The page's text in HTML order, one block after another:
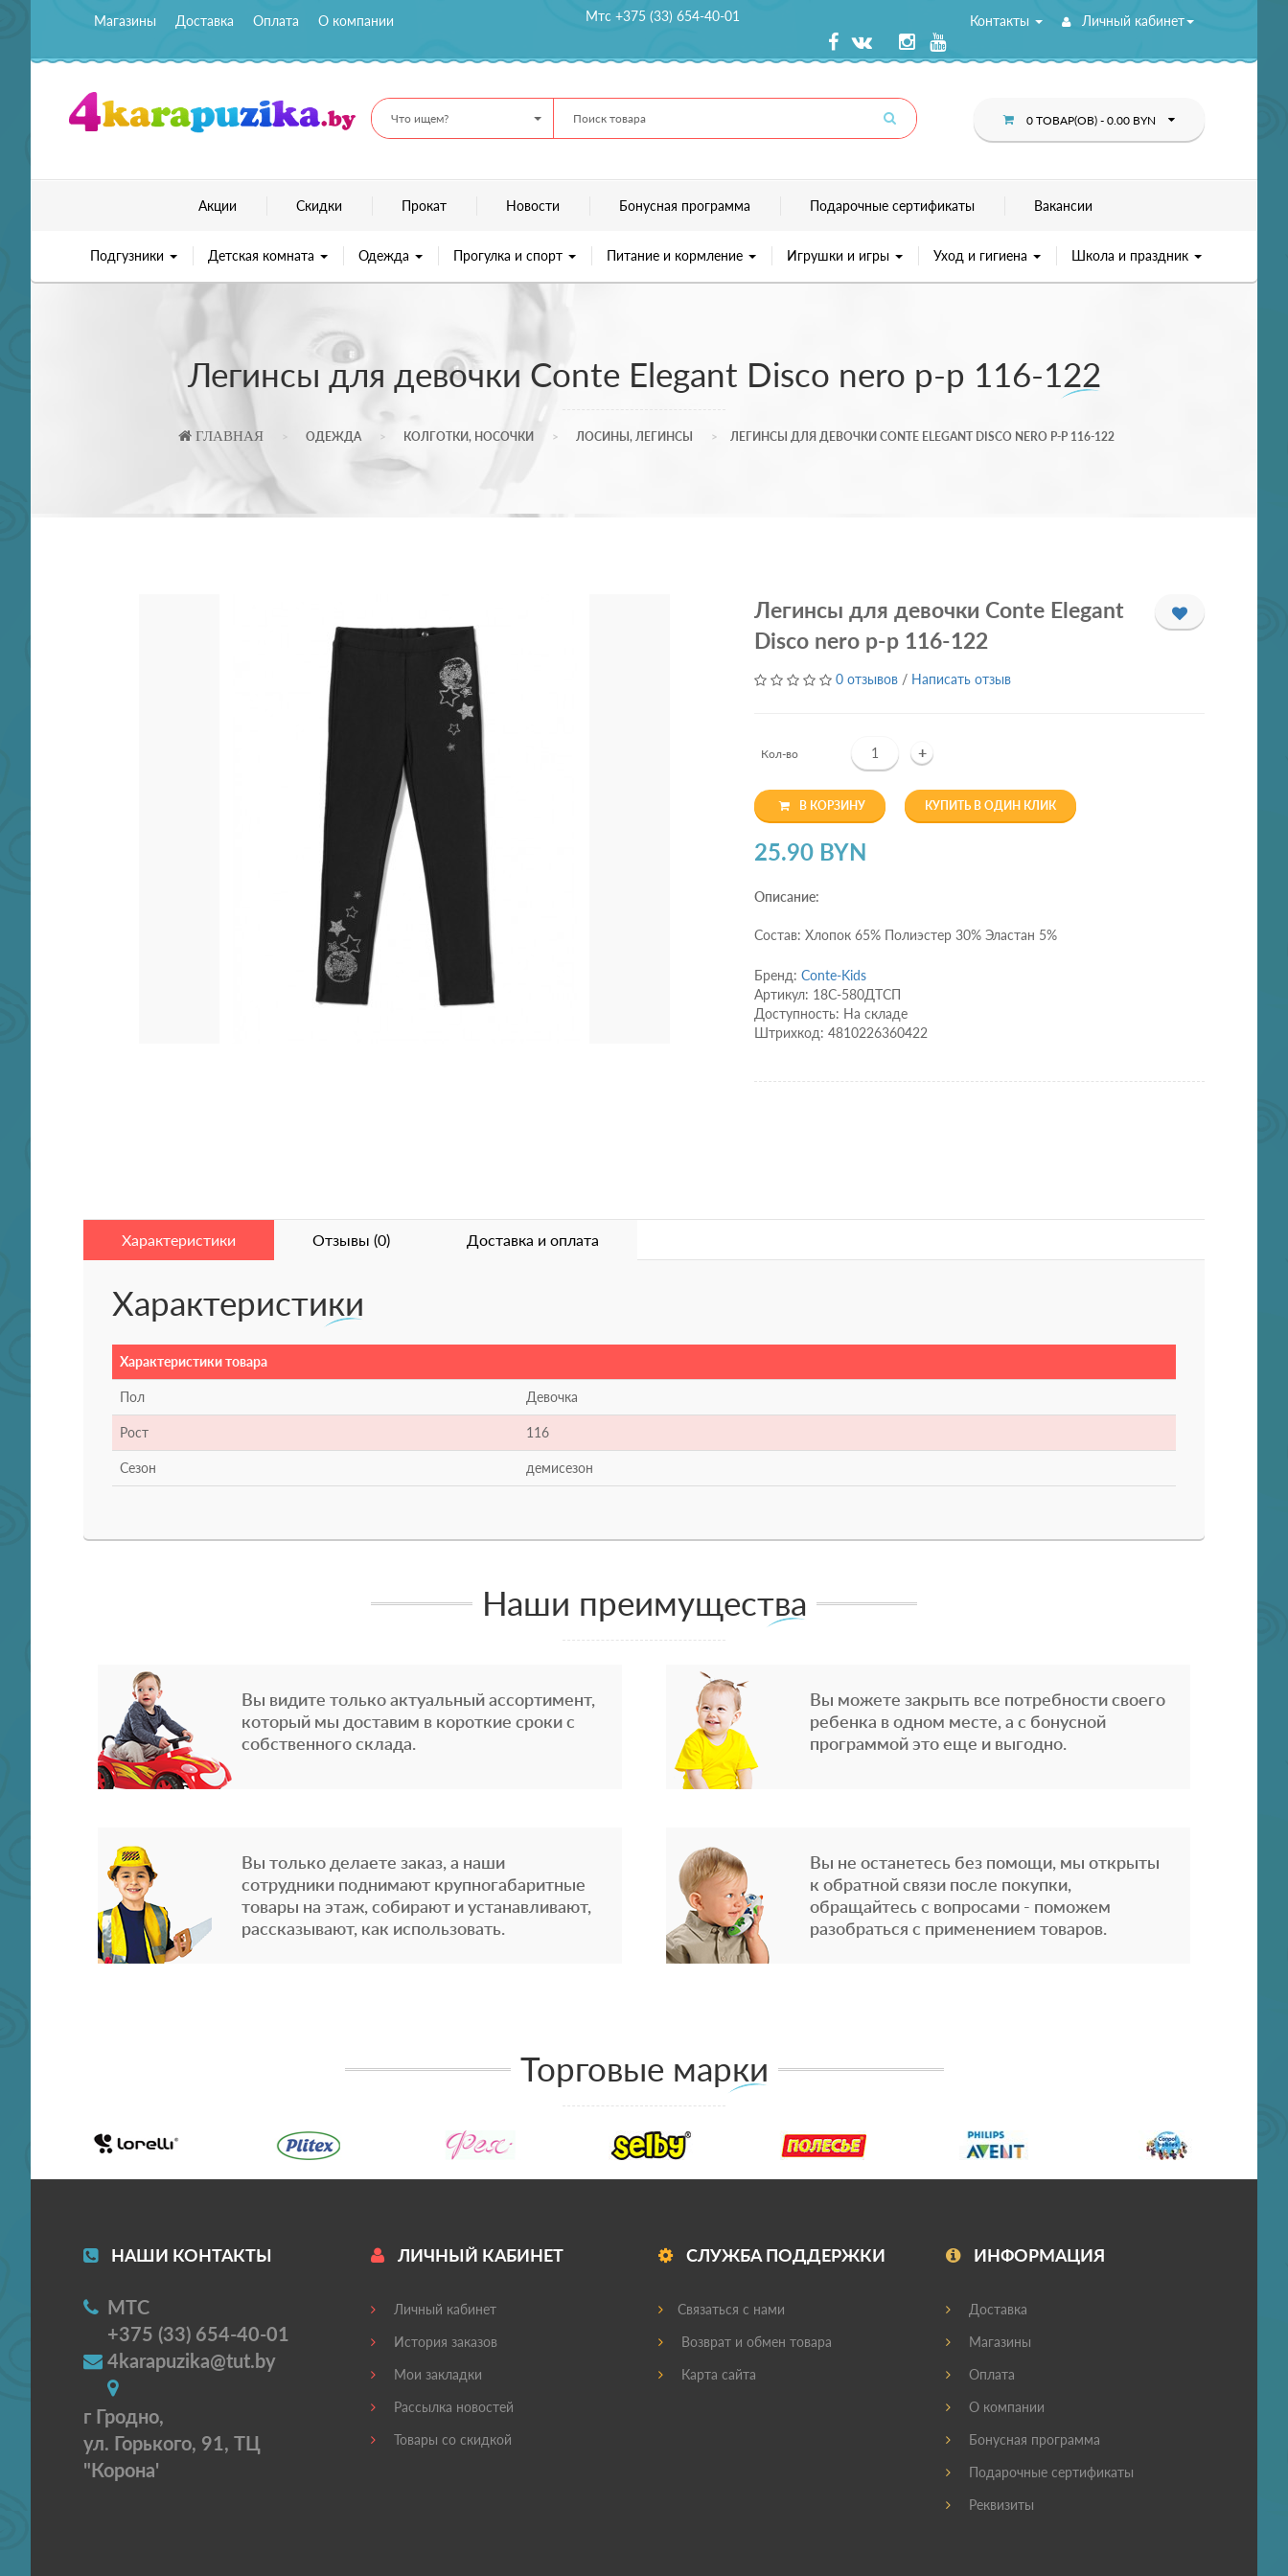
Магазины Доставка Оплата О компании Мтс +375 (33) 654-40-01 Контакты Личный кабинет
Что ищем? 0 ТОВАР(ОВ) - 0.00 BYN
Акции Скидки Прокат Новости Бонусная программа Подарочные сертификаты Вакансии
Подгузники Детская комната Одежда Прогулка и спорт Питание и кормление Игрушки и игры Уход и гигиена Школа и праздник
Легинсы для девочки Conte Elegant Disco nero р-р 116-122
ГЛАВНАЯ ОДЕЖДА КОЛГОТКИ, НОСОЧКИ ЛОСИНЫ, ЛЕГИНСЫ ЛЕГИНСЫ ДЛЯ ДЕВОЧКИ CONTE ELEGANT DISCO NERO Р-Р 116-122
Легинсы для девочки Conte Elegant
Disco nero р-р 116-122
0 отзывов / Написать отзыв
Кол-во +
В КОРЗИНУ КУПИТЬ В ОДИН КЛИК
25.90 BYN
Описание:
Состав: Хлопок 65% Полиэстер 30% Эластан 5%
Бренд: Conte-Kids
Артикул: 18С-580ДТСП
Доступность: На складе
Штрихкод: 4810226360422
Характеристики Отзывы (0) Доставка и оплата
Характеристики
Характеристики товара
Пол Девочка
Рост 116
Сезон демисезон
Наши преимущества
Вы видите только актуальный ассортимент,
который мы доставим в короткие сроки с
собственного склада.
Вы можете закрыть все потребности своего
ребенка в одном месте, а с бонусной
программой это еще и выгодно.
Вы только делаете заказ, а наши
сотрудники поднимают крупногабаритные
товары на этаж, собирают и устанавливают,
рассказывают, как использовать.
Вы не останетесь без помощи, мы открыты
к обратной связи после покупки,
обращайтесь с вопросами - поможем
разобраться с применением товаров.
Торговые марки
НАШИ КОНТАКТЫ
МТС
+375 (33) 654-40-01
4karapuzika@tut.by
г Гродно,
ул. Горького, 91, ТЦ
"Корона'
ЛИЧНЫЙ КАБИНЕТ
Личный кабинет
История заказов
Мои закладки
Рассылка новостей
Товары со скидкой
СЛУЖБА ПОДДЕРЖКИ
Связаться с нами
Возврат и обмен товара
Карта сайта
ИНФОРМАЦИЯ
Доставка
Магазины
Оплата
О компании
Бонусная программа
Подарочные сертификаты
Реквизиты